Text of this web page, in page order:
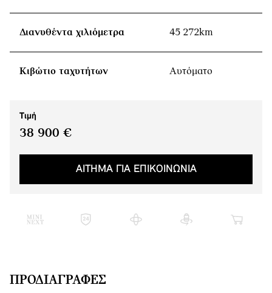
Διανυθέντα χιλιόμετρα 45 272km
Κιβώτιο ταχυτήτων Αυτόματο
Τιμή
38 900 €
ΑΙΤΗΜΑ ΓΙΑ ΕΠΙΚΟΙΝΩΝΙΑ
ΠΡΟΔΙΑΓΡΑΦΈΣ